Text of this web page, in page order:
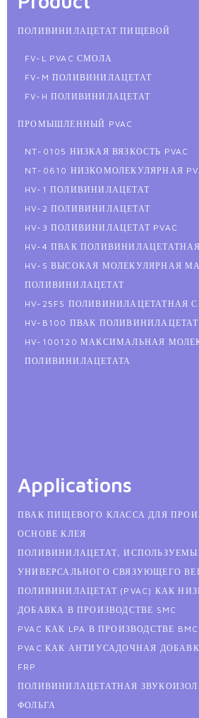
ПОЛИВИНИЛАЦЕТАТ ПИЩЕВОЙ
FV-L PVAC СМОЛА
FV-M ПОЛИВИНИЛАЦЕТАТ
FV-H ПОЛИВИНИЛАЦЕТАТ
ПРОМЫШЛЕННЫЙ PVAC
NT-0105 НИЗКАЯ ВЯЗКОСТЬ PVAC
NT-0610 НИЗКОМОЛЕКУЛЯРНАЯ
HV-1 ПОЛИВИНИЛАЦЕТАТ
HV-2 ПОЛИВИНИЛАЦЕТАТ
HV-3 ПОЛИВИНИЛАЦЕТАТ PVAC
HV-4 ПВАК
HV-S ВЫСОКАЯ МОЛЕКУЛЯРНАЯ
ПОЛИВИНИЛАЦЕТАТ
HV-25FS ПОЛИВИНИЛАЦЕТАТНАЯ
HV-B100 ПВАК
HV-100120 МАКСИМАЛЬНАЯ
ПОЛИВИНИЛАЦЕТАТА
Applications
ПВАК ПИЩЕВОГО КЛАССА ДЛЯ
ОСНОВЕ КЛЕЯ
ПОЛИВИНИЛАЦЕТАТ,
УНИВЕРСАЛЬНОГО СВЯЗУЮЩЕГО
ПОЛИВИНИЛАЦЕТАТ (PVAC) КАК
ДОБАВКА В ПРОИЗВОДСТВЕ SMC
PVAC КАК LPA В ПРОИЗВОДСТВЕ BMC
PVAC КАК АНТИУСАДОЧНАЯ
FRP
ПОЛИВИНИЛАЦЕТАТНАЯ
ФОЛЬГА